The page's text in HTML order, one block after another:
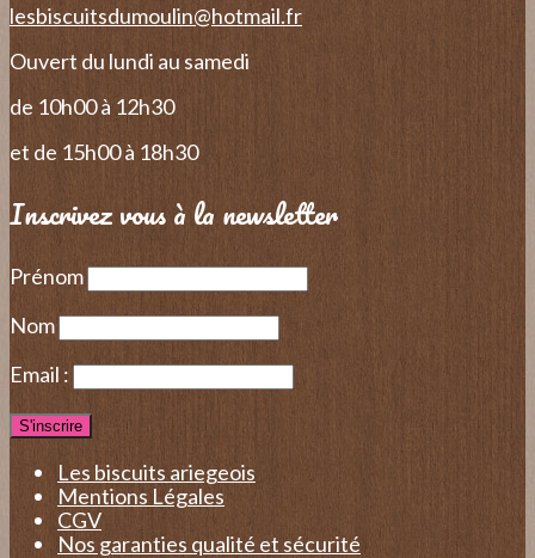
lesbiscuitsdumoulin@hotmail.fr
Ouvert du lundi au samedi
de 10h00 à 12h30
et de 15h00 à 18h30
Inscrivez vous à la newsletter
Prénom
Nom
Email :
Les biscuits ariegeois
Mentions Légales
CGV
Nos garanties qualité et sécurité